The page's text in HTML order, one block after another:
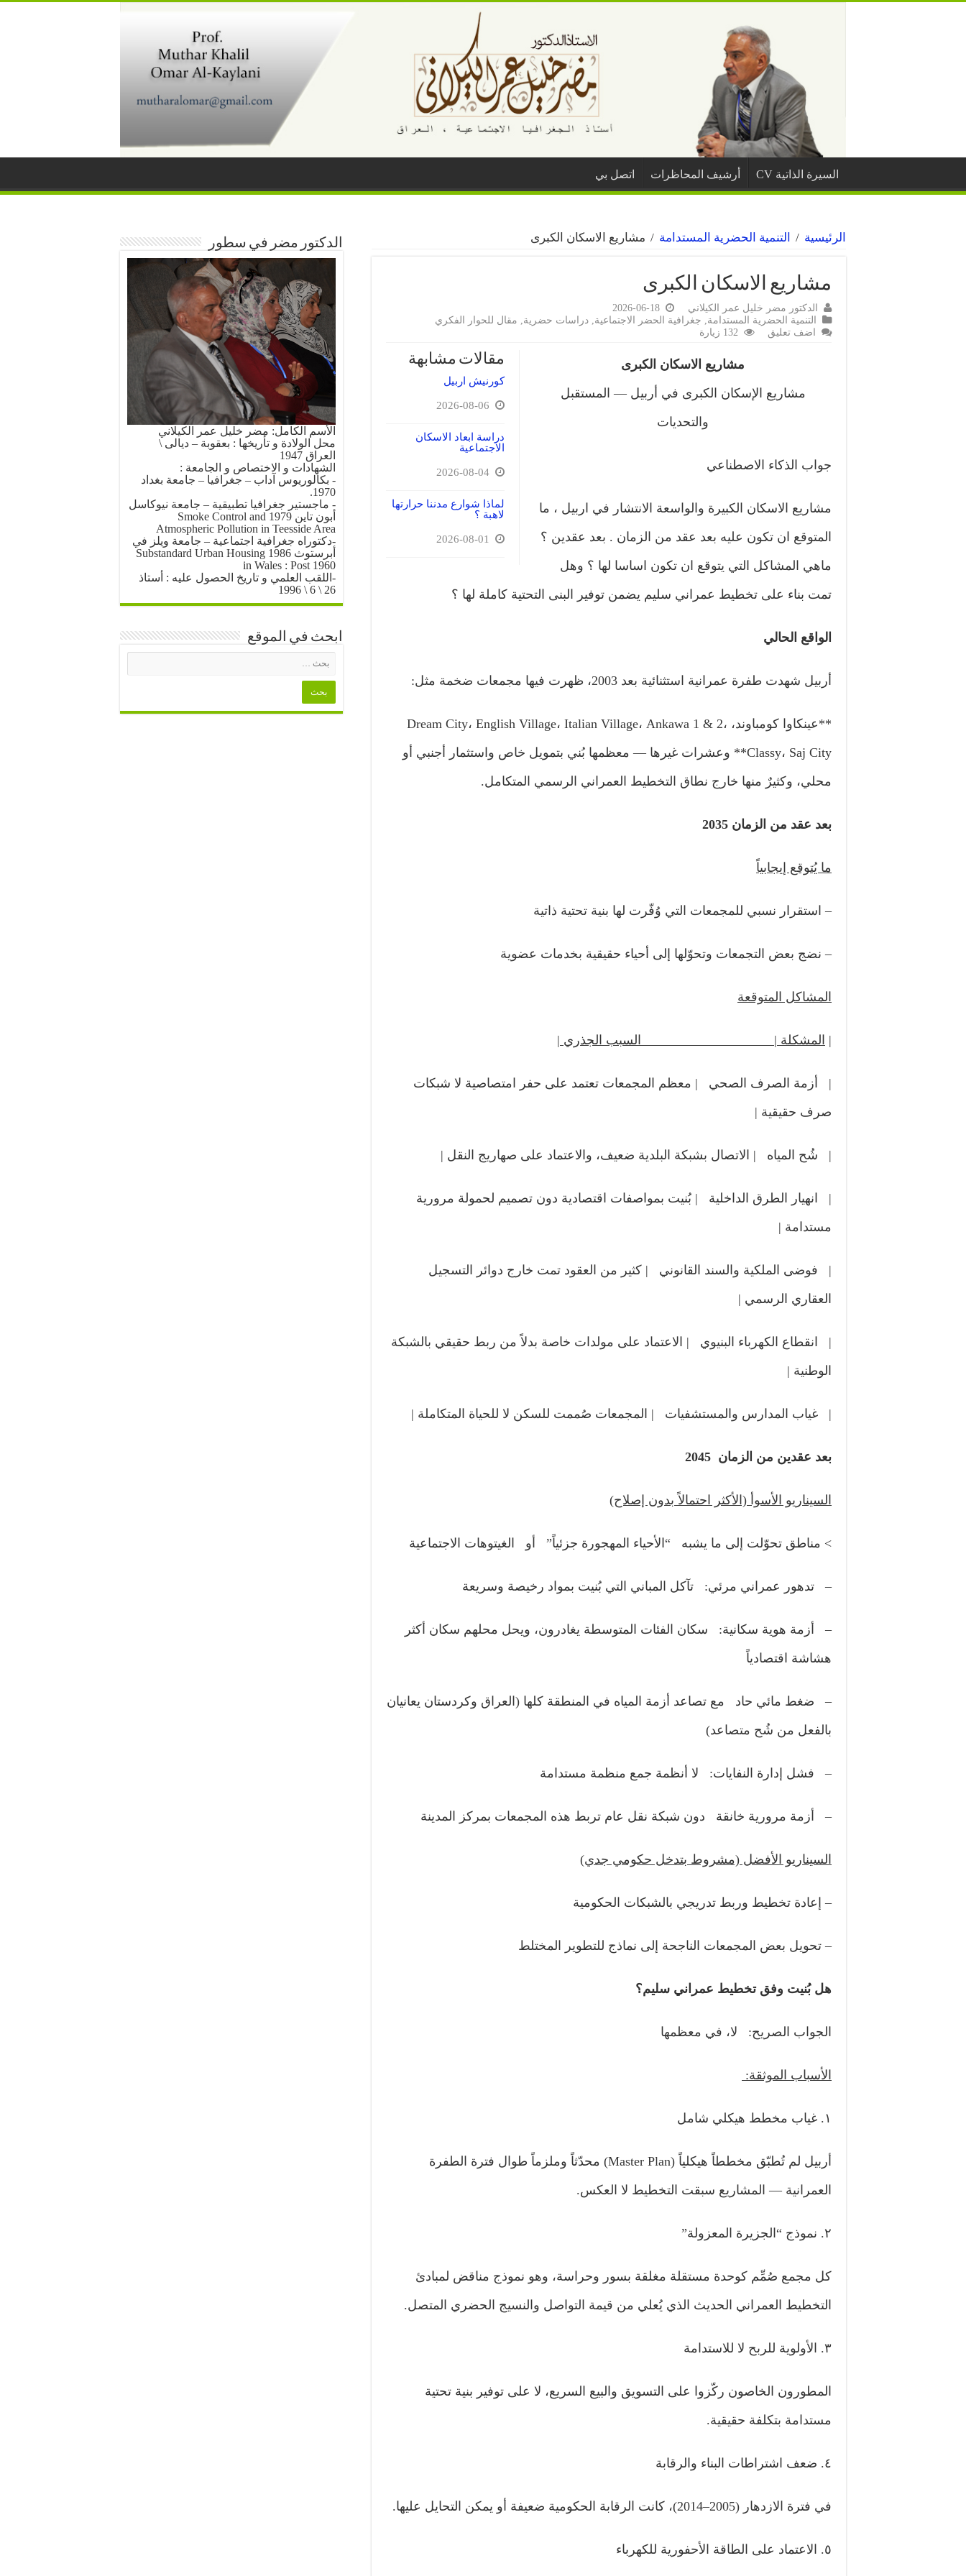
السيرة الذاتية CV أرشيف المحاظرات اتصل بي
الرئيسية / التنمية الحضرية المستدامة / مشاريع الاسكان الكبرى
مشاريع الاسكان الكبرى
الدكتور مضر خليل عمر الكيلاني
2026-06-18
التنمية الحضرية المستدامة
جغرافية الحضر الاجتماعية دراسات حضرية
مقال للحوار الفكري
اضف تعليق
132 زيارة
مقالات مشابهة
كورنيش اربيل
2026-08-06
دراسة ابعاد الاسكان
الاجتماعية
2026-08-04
لماذا شوارع مدننا حرارتها
لاهبة ؟
2026-08-01
مشاريع الاسكان الكبرى
مشاريع الإسكان الكبرى في أربيل — المستقبل
والتحديات
جواب الذكاء الاصطناعي
مشاريع الاسكان الكبيرة والواسعة الانتشار في اربيل ، ما
المتوقع ان تكون عليه بعد عقد من الزمان . بعد عقدين ؟
ماهي المشاكل التي يتوقع ان تكون اساسا لها ؟ وهل
تمت بناء على تخطيط عمراني سليم يضمن توفير البنى التحتية كاملة لها ؟
الواقع الحالي
أربيل شهدت طفرة عمرانية استثنائية بعد 2003، ظهرت فيها مجمعات ضخمة مثل:
**عينكاوا كومباوند، Dream City، English Village، Italian Village، Ankawa 1 & 2،
Classy، Saj City** وعشرات غيرها — معظمها بُني بتمويل خاص واستثمار أجنبي أو
محلي، وكثيرٌ منها خارج نطاق التخطيط العمراني الرسمي المتكامل.
بعد عقد من الزمان 2035
ما يُتوقع إيجابياً
– استقرار نسبي للمجمعات التي وُفّرت لها بنية تحتية ذاتية
– نضج بعض التجمعات وتحوّلها إلى أحياء حقيقية بخدمات عضوية
المشاكل المتوقعة
| المشكلة | السبب الجذري |
| أزمة الصرف الصحي | معظم المجمعات تعتمد على حفر امتصاصية لا شبكات
صرف حقيقية |
| شُح المياه | الاتصال بشبكة البلدية ضعيف، والاعتماد على صهاريج النقل |
| انهيار الطرق الداخلية | بُنيت بمواصفات اقتصادية دون تصميم لحمولة مرورية
مستدامة |
| فوضى الملكية والسند القانوني | كثير من العقود تمت خارج دوائر التسجيل
العقاري الرسمي |
| انقطاع الكهرباء البنيوي | الاعتماد على مولدات خاصة بدلاً من ربط حقيقي بالشبكة
الوطنية |
| غياب المدارس والمستشفيات | المجمعات صُممت للسكن لا للحياة المتكاملة |
بعد عقدين من الزمان 2045
السيناريو الأسوأ (الأكثر احتمالاً بدون إصلاح)
> مناطق تحوّلت إلى ما يشبه “الأحياء المهجورة جزئياً” أو الغيتوهات الاجتماعية
– تدهور عمراني مرئي: تآكل المباني التي بُنيت بمواد رخيصة وسريعة
– أزمة هوية سكانية: سكان الفئات المتوسطة يغادرون، ويحل محلهم سكان أكثر
هشاشة اقتصادياً
– ضغط مائي حاد مع تصاعد أزمة المياه في المنطقة كلها (العراق وكردستان يعانيان
بالفعل من شُح متصاعد)
– فشل إدارة النفايات: لا أنظمة جمع منظمة مستدامة
– أزمة مرورية خانقة دون شبكة نقل عام تربط هذه المجمعات بمركز المدينة
السيناريو الأفضل (مشروط بتدخل حكومي جدي)
– إعادة تخطيط وربط تدريجي بالشبكات الحكومية
– تحويل بعض المجمعات الناجحة إلى نماذج للتطوير المختلط
هل بُنيت وفق تخطيط عمراني سليم؟
الجواب الصريح: لا، في معظمها
الأسباب الموثقة:
١. غياب مخطط هيكلي شامل
أربيل لم تُطبّق مخططاً هيكلياً (Master Plan) محدّثاً وملزماً طوال فترة الطفرة
العمرانية — المشاريع سبقت التخطيط لا العكس.
٢. نموذج “الجزيرة المعزولة”
كل مجمع صُمِّم كوحدة مستقلة مغلقة بسور وحراسة، وهو نموذج مناقض لمبادئ
التخطيط العمراني الحديث الذي يُعلي من قيمة التواصل والنسيج الحضري المتصل.
٣. الأولوية للربح لا للاستدامة
المطورون الخاصون ركّزوا على التسويق والبيع السريع، لا على توفير بنية تحتية
مستدامة بتكلفة حقيقية.
٤. ضعف اشتراطات البناء والرقابة
في فترة الازدهار (2005–2014)، كانت الرقابة الحكومية ضعيفة أو يمكن التحايل عليها.
٥. الاعتماد على الطاقة الأحفورية للكهرباء
الدكتور مضر في سطور
الأسم الكامل: مضر خليل عمر الكيلاني
محل الولادة و تأريخها : بعقوبة – ديالى \
العراق 1947
الشهادات و الاختصاص و الجامعة :
- بكالوريوس آداب – جغرافيا – جامعة بغداد
1970.
- ماجستير جغرافيا تطبيقية – جامعة نيوكاسل
أبون تاين 1979 Smoke Control and
Atmospheric Pollution in Teesside Area
-دكتوراه جغرافية اجتماعية – جامعة ويلز في
أبرستوث 1986 Substandard Urban Housing
in Wales : Post 1960
-اللقب العلمي و تاريخ الحصول عليه : أستاذ
26 \ 6 \ 1996
ابحث في الموقع